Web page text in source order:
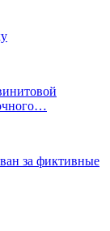
за фиктивные